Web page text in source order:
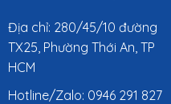
Địa chỉ: 280/45/10 đường
TX25, Phường Thới An, TP
HCM
Hotline/Zalo: 0946 291 827